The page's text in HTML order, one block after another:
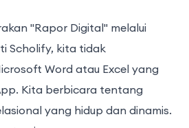
"Rapor Digital" melalui
Scholify, kita tidak
Word atau Excel yang
Kita berbicara tentang
yang hidup dan dinamis.